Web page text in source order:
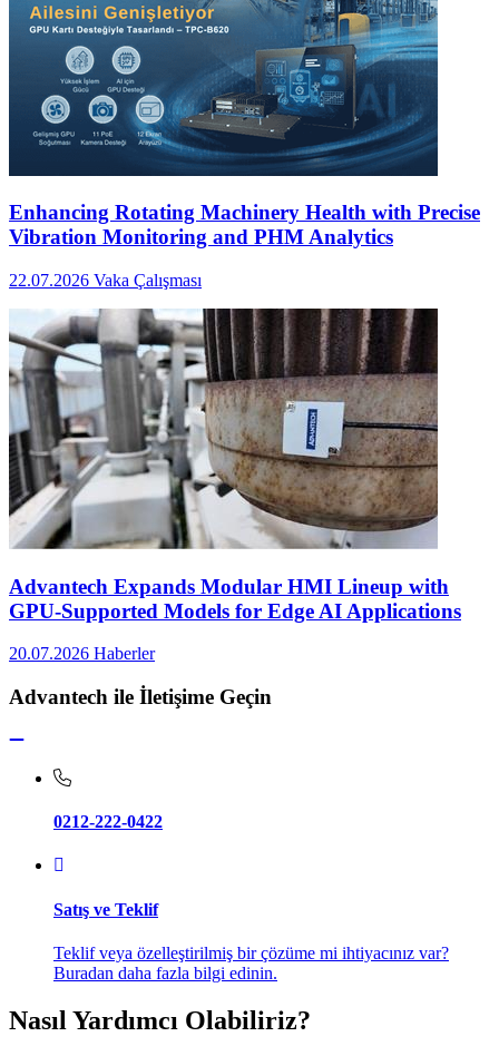
Enhancing Rotating Machinery Health with Precise
Vibration Monitoring and PHM Analytics
22.07.2026 Vaka Çalışması
Advantech Expands Modular HMI Lineup with
GPU-Supported Models for Edge AI Applications
20.07.2026 Haberler
Advantech ile İletişime Geçin
0212-222-0422
Satış ve Teklif
Teklif veya özelleştirilmiş bir çözüme mi ihtiyacınız var?
Buradan daha fazla bilgi edinin.
Nasıl Yardımcı Olabiliriz?